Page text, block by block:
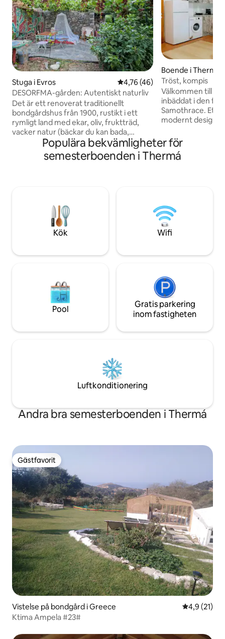
Stuga i Evros 4,76 av 5 i genomsnittligt
4,76 (46)
DESORFMA-gården: Autentiskt naturliv
Det är ett renoverat traditionellt
bondgårdshus från 1900, rustikt i ett
rymligt land med ekar, oliv, fruktträd,
vacker natur (bäckar du kan bada,
bergsvandring, hav, allt gångavstånd,
bra mat (fisk, bakad get, vegan)! Huset
är i 2 våningar på 40 m2 vardera, öppet
system full belysning, laddningsenheter,
kylskåp, inget Wifi, gaskök, autentisk,
fridfull romantisk anda, meditation!
Boende i Therma
Tröst, kompis
Välkommen till
inbäddat i den
Samothrace. Ett
modernt
natur, perfekt för
avkoppling och
Therma är känt
erbjuder vårt
din semester.
Populära bekvämligheter för
semesterboenden i Thermá
Kök Wifi
Pool
Gratis parkering
inom fastigheten
Luftkonditionering
Andra bra semesterboenden i Thermá
Gästfavorit
Gästfavorit
Vistelse på bondgård i Greece 4,9 av 5 i
4,9 (21)
Ktima Ampela #23#